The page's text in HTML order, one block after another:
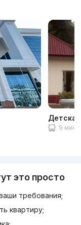
9 мин
это просто
требования;
квартиру;